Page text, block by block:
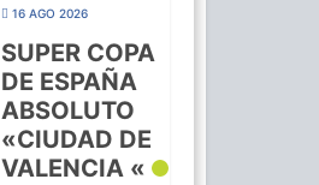
16 AGO 2026
SUPER COPA
DE ESPAÑA
ABSOLUTO
«CIUDAD DE
VALENCIA «